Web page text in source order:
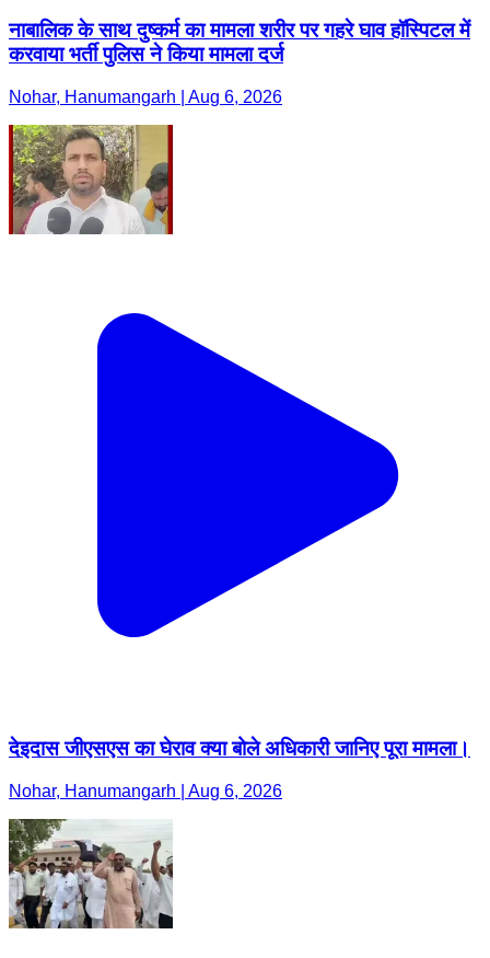
नाबालिक के साथ दुष्कर्म का मामला शरीर पर गहरे घाव हॉस्पिटल में
करवाया भर्ती पुलिस ने किया मामला दर्ज
Nohar, Hanumangarh | Aug 6, 2026
देइदास जीएसएस का घेराव क्या बोले अधिकारी जानिए पूरा मामला।
Nohar, Hanumangarh | Aug 6, 2026